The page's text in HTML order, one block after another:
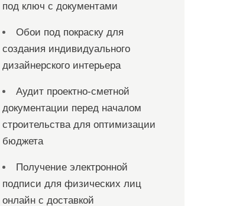
под ключ с документами
Обои под покраску для
создания индивидуального
дизайнерского интерьера
Аудит проектно-сметной
документации перед началом
строительства для оптимизации
бюджета
Получение электронной
подписи для физических лиц
онлайн с доставкой